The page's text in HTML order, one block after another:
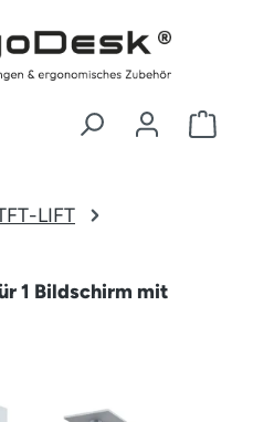
LIFT
1 Bildschirm mit